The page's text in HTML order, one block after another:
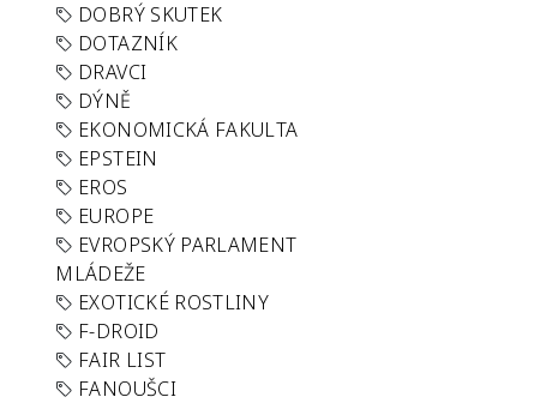
DOBRÝ SKUTEK
DOTAZNÍK
DRAVCI
DÝNĚ
EKONOMICKÁ FAKULTA
EPSTEIN
EROS
EUROPE
EVROPSKÝ PARLAMENT
MLÁDEŽE
EXOTICKÉ ROSTLINY
F-DROID
FAIR LIST
FANOUŠCI